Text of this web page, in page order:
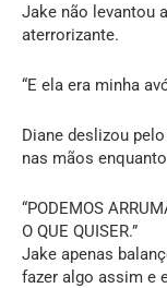
Jake não levantou
aterrorizante.
“E ela era minha
Diane deslizou
nas mãos
“PODEMOS
O QUE QUISER.”
Jake apenas
fazer algo assim e